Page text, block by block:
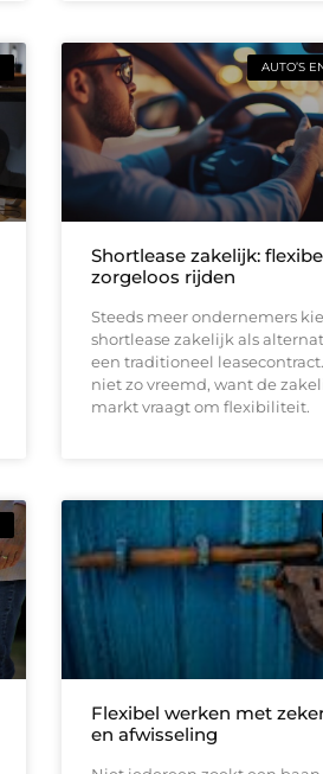
AUTO’S
Shortlease zakelijk:
zorgeloos rijden
Steeds meer ondernemers
shortlease zakelijk als
een traditioneel
niet zo vreemd, want de
markt vraagt om flexibiliteit.
Flexibel werken met
en afwisseling